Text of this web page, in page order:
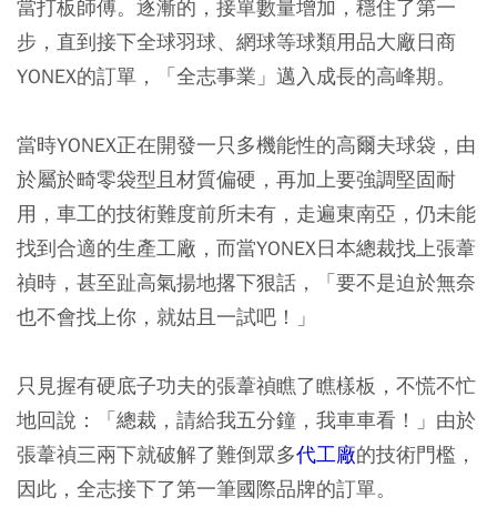
當打板師傅。逐漸的，接單數量增加，穩住了第一
步，直到接下全球羽球、網球等球類用品大廠日商
YONEX的訂單，「全志事業」邁入成長的高峰期。
當時YONEX正在開發一只多機能性的高爾夫球袋，由
於屬於畸零袋型且材質偏硬，再加上要強調堅固耐
用，車工的技術難度前所未有，走遍東南亞，仍未能
找到合適的生產工廠，而當YONEX日本總裁找上張葦
禎時，甚至趾高氣揚地撂下狠話，「要不是迫於無奈
也不會找上你，就姑且一試吧！」
只見握有硬底子功夫的張葦禎瞧了瞧樣板，不慌不忙
地回說：「總裁，請給我五分鐘，我車車看！」由於
張葦禎三兩下就破解了難倒眾多代工廠的技術門檻，
因此，全志接下了第一筆國際品牌的訂單。